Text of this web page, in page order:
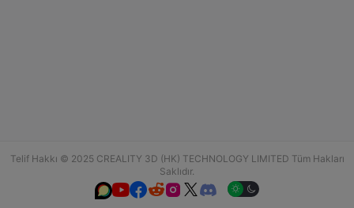
Telif Hakkı © 2025 CREALITY 3D (HK) TECHNOLOGY LIMITED Tüm Hakları
Saklıdır.
  